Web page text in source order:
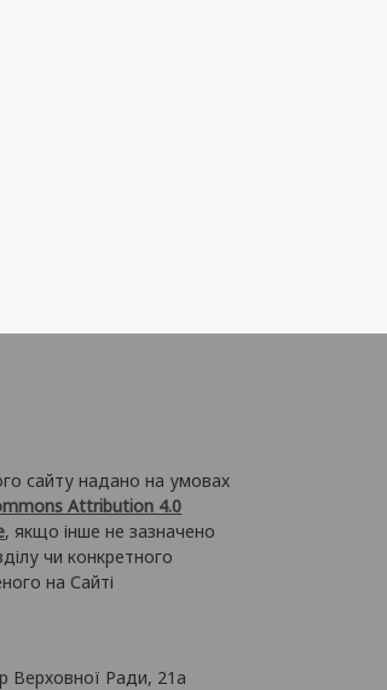
сайту надано на умовах
Attribution 4.0
, якщо інше не зазначено
чи конкретного
на Сайті
Верховної Ради, 21а